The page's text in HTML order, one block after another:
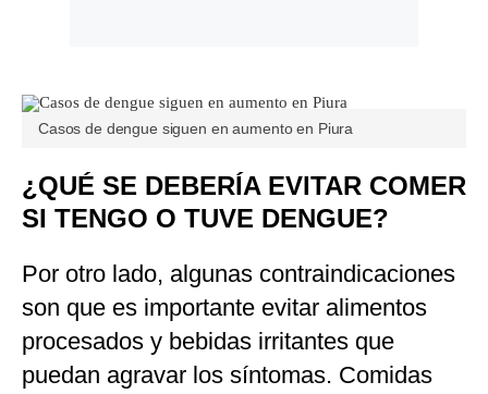
Casos de dengue siguen en aumento en Piura
¿QUÉ SE DEBERÍA EVITAR COMER
SI TENGO O TUVE DENGUE?
Por otro lado, algunas contraindicaciones
son que es importante evitar alimentos
procesados y bebidas irritantes que
puedan agravar los síntomas. Comidas